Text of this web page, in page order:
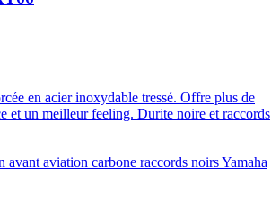
en acier inoxydable tressé. Offre plus de
et un meilleur feeling. Durite noire et raccords